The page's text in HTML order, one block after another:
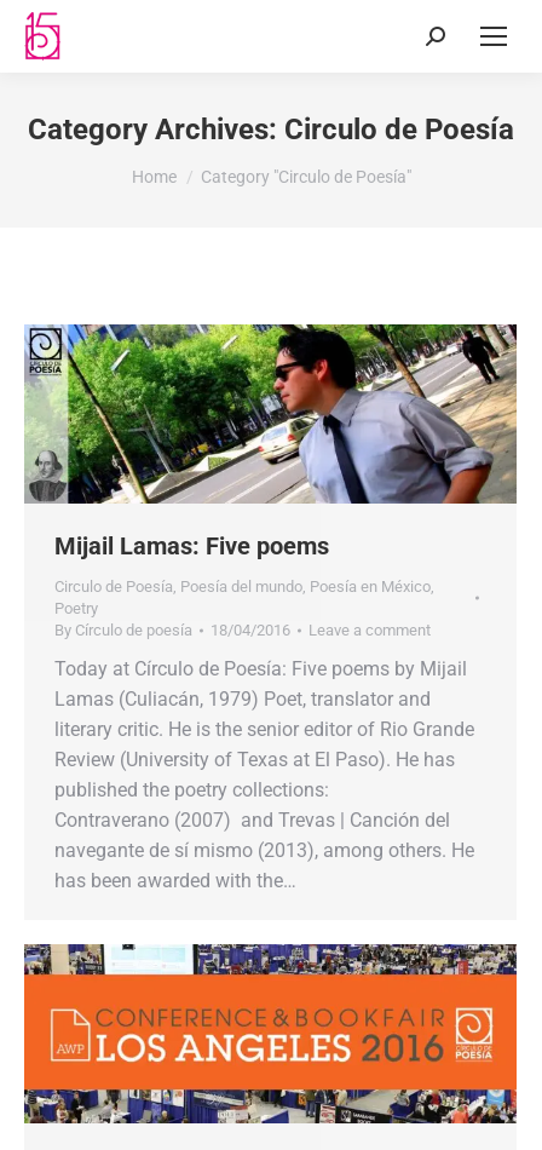
Category Archives: Circulo de Poesía
You are here:
Home Category "Circulo de Poesía"
Mijail Lamas: Five poems
Circulo de Poesía, Poesía del mundo, Poesía en México,
Poetry
By Círculo de poesía 18/04/2016 Leave a comment
Today at Círculo de Poesía: Five poems by Mijail
Lamas (Culiacán, 1979) Poet, translator and
literary critic. He is the senior editor of Rio Grande
Review (University of Texas at El Paso). He has
published the poetry collections:
Contraverano (2007) and Trevas | Canción del
navegante de sí mismo (2013), among others. He
has been awarded with the…